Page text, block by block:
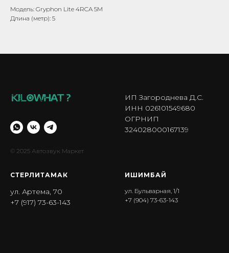
Модель: Gryphon Lite 4RCA 5M
Длина (метр): 5
© 2025 Автозвук Маркет
ИП Загороднева Д.С.
ИНН 026101549680
ОГРНИП
324028000167139
СТЕРЛИТАМАК
ул. Артема, 70
+7 (917) 73-63-143
ИШИМБА Й
ул. Бульварная, 1/1
+7 (904) 73-63-143